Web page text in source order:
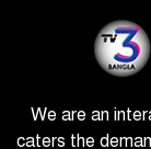
We are an
caters the